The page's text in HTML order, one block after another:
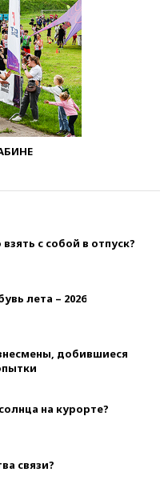
с собой в отпуск?
лета – 2026
добившиеся
на курорте?
связи?